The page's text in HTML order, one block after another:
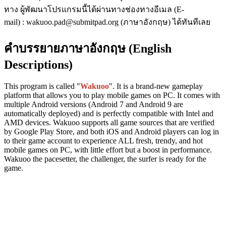
ทาง ผู้พัฒนาโปรแกรมนี้ได้ผ่านทางช่องทางอีเมล (E-
mail) : wakuoo.pad@submitpad.org (ภาษาอังกฤษ) ได้ทันทีเลย
คำบรรยายภาษาอังกฤษ (English
Descriptions)
This program is called "Wakuoo". It is a brand-new gameplay
platform that allows you to play mobile games on PC. It comes with
multiple Android versions (Android 7 and Android 9 are
automatically deployed) and is perfectly compatible with Intel and
AMD devices. Wakuoo supports all game sources that are verified
by Google Play Store, and both iOS and Android players can log in
to their game account to experience ALL fresh, trendy, and hot
mobile games on PC, with little effort but a boost in performance.
Wakuoo the pacesetter, the challenger, the surfer is ready for the
game.